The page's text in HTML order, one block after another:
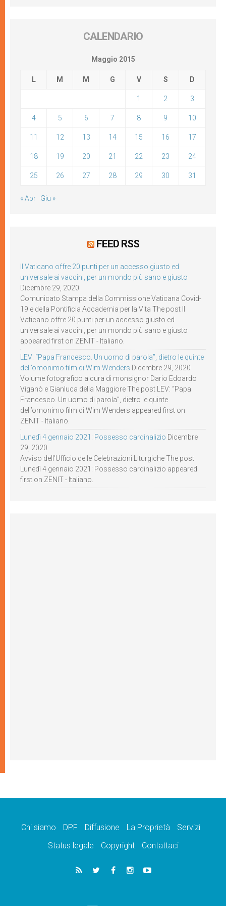
CALENDARIO
Maggio 2015
L M M G V S D
1 2 3
4 5 6 7 8 9 10
11 12 13 14 15 16 17
18 19 20 21 22 23 24
25 26 27 28 29 30 31
« Apr Giu »
FEED RSS
Il Vaticano offre 20 punti per un accesso giusto ed
universale ai vaccini, per un mondo più sano e giusto
Dicembre 29, 2020
Comunicato Stampa della Commissione Vaticana Covid-
19 e della Pontificia Accademia per la Vita The post Il
Vaticano offre 20 punti per un accesso giusto ed
universale ai vaccini, per un mondo più sano e giusto
appeared first on ZENIT - Italiano.
LEV: “Papa Francesco. Un uomo di parola”, dietro le quinte
dell’omonimo film di Wim Wenders Dicembre 29, 2020
Volume fotografico a cura di monsignor Dario Edoardo
Viganò e Gianluca della Maggiore The post LEV: “Papa
Francesco. Un uomo di parola”, dietro le quinte
dell’omonimo film di Wim Wenders appeared first on
ZENIT - Italiano.
Lunedì 4 gennaio 2021: Possesso cardinalizio Dicembre
29, 2020
Avviso dell’Ufficio delle Celebrazioni Liturgiche The post
Lunedì 4 gennaio 2021: Possesso cardinalizio appeared
first on ZENIT - Italiano.
Chi siamo DPF Diffusione La Proprietà
Servizi
Status legale
Copyright Contattaci